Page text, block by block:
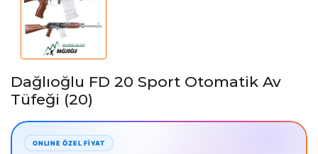
Dağlıoğlu FD 20 Sport Otomatik Av
Tüfeği (20)